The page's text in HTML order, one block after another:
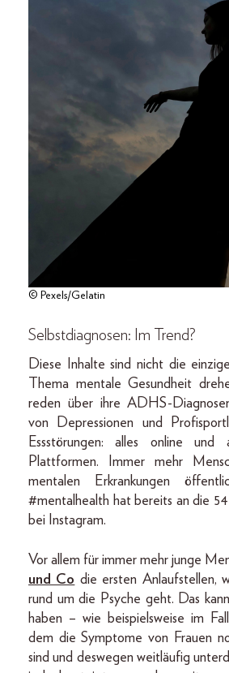
© Pexels/Gelatin
Selbstdiagnosen: Im Trend?
Diese Inhalte sind nicht die
Thema mentale Gesundheit
reden über ihre ADHS-
von Depressionen und
Essstörungen: alles online und
Plattformen. Immer mehr
mentalen Erkrankungen
#mentalhealth hat bereits an die
bei Instagram.
Vor allem für immer mehr junge
und Co die ersten Anlaufstellen,
rund um die Psyche geht. Das
haben – wie beispielsweise im
dem die Symptome von Frauen
sind und deswegen weitläufig